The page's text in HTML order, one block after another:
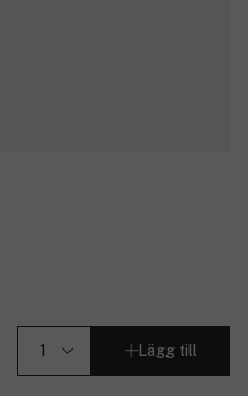
Lägg till